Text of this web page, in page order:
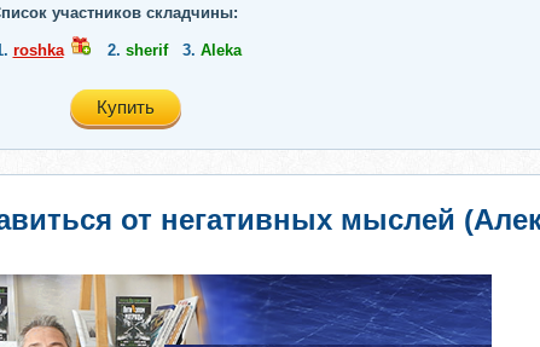
участников складчины:
roshka 2. sherif 3. Aleka
Купить
от негативных мыслей